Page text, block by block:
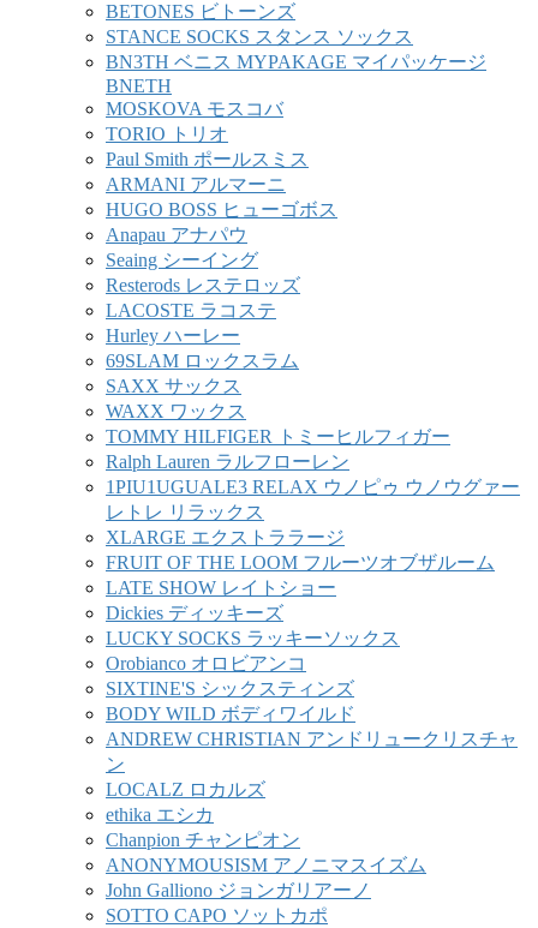
BETONES ビトーンズ
STANCE SOCKS スタンス ソックス
BN3TH ベニス MYPAKAGE マイパッケージ
BNETH
MOSKOVA モスコバ
TORIO トリオ
Paul Smith ポールスミス
ARMANI アルマーニ
HUGO BOSS ヒューゴボス
Anapau アナパウ
Seaing シーイング
Resterods レステロッズ
LACOSTE ラコステ
Hurley ハーレー
69SLAM ロックスラム
SAXX サックス
WAXX ワックス
TOMMY HILFIGER トミーヒルフィガー
Ralph Lauren ラルフローレン
1PIU1UGUALE3 RELAX ウノピゥ ウノウグァー
レトレ リラックス
XLARGE エクストララージ
FRUIT OF THE LOOM フルーツオブザルーム
LATE SHOW レイトショー
Dickies ディッキーズ
LUCKY SOCKS ラッキーソックス
Orobianco オロビアンコ
SIXTINE'S シックスティンズ
BODY WILD ボディワイルド
ANDREW CHRISTIAN アンドリュークリスチャ
ン
LOCALZ ロカルズ
ethika エシカ
Chanpion チャンピオン
ANONYMOUSISM アノニマスイズム
John Galliono ジョンガリアーノ
SOTTO CAPO ソットカポ